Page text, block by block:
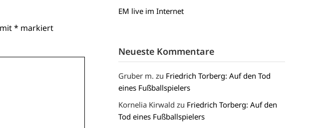
* markiert
EM live im Internet
Neueste Kommentare
Gruber m. zu Friedrich Torberg: Auf den Tod
eines Fußballspielers
Kornelia Kirwald zu Friedrich Torberg: Auf den
Tod eines Fußballspielers